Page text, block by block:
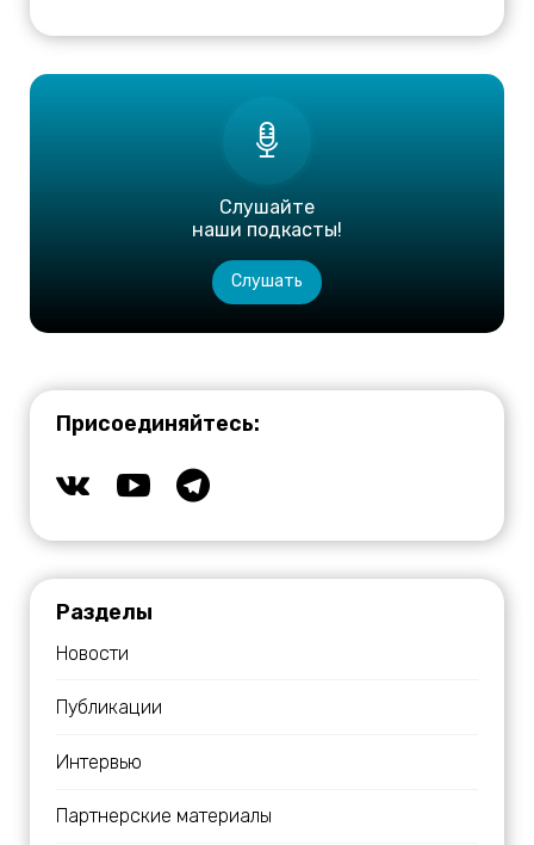
Слушайте
наши подкасты!
Слушать
Присоединяйтесь:
Разделы
Новости
Публикации
Интервью
Партнерские материалы